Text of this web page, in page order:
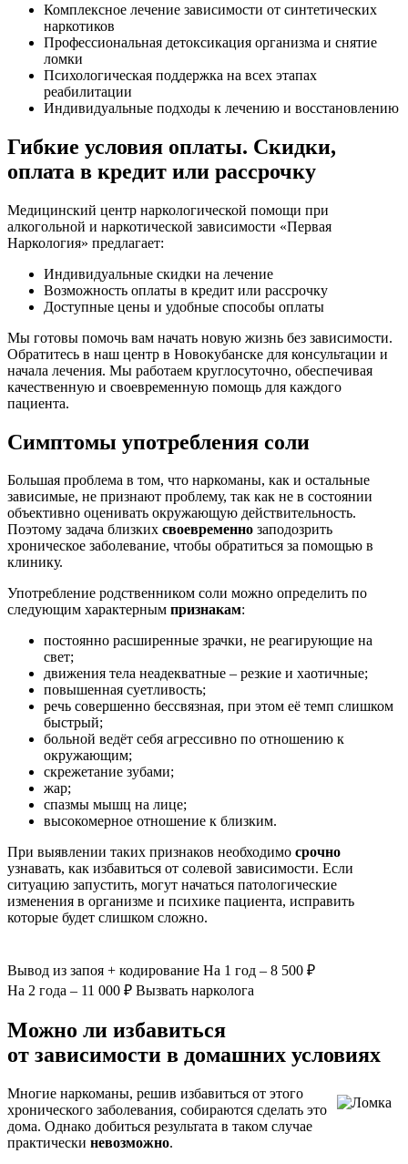
Комплексное лечение зависимости от синтетических
наркотиков
Профессиональная детоксикация организма и снятие
ломки
Психологическая поддержка на всех этапах
реабилитации
Индивидуальные подходы к лечению и восстановлению
Гибкие условия оплаты. Скидки,
оплата в кредит или рассрочку
Медицинский центр наркологической помощи при
алкогольной и наркотической зависимости «Первая
Наркология» предлагает:
Индивидуальные скидки на лечение
Возможность оплаты в кредит или рассрочку
Доступные цены и удобные способы оплаты
Мы готовы помочь вам начать новую жизнь без зависимости.
Обратитесь в наш центр в Новокубанске для консультации и
начала лечения. Мы работаем круглосуточно, обеспечивая
качественную и своевременную помощь для каждого
пациента.
Симптомы употребления соли
Большая проблема в том, что наркоманы, как и остальные
зависимые, не признают проблему, так как не в состоянии
объективно оценивать окружающую действительность.
Поэтому задача близких своевременно заподозрить
хроническое заболевание, чтобы обратиться за помощью в
клинику.
Употребление родственником соли можно определить по
следующим характерным признакам:
постоянно расширенные зрачки, не реагирующие на
свет;
движения тела неадекватные – резкие и хаотичные;
повышенная суетливость;
речь совершенно бессвязная, при этом её темп слишком
быстрый;
больной ведёт себя агрессивно по отношению к
окружающим;
скрежетание зубами;
жар;
спазмы мышц на лице;
высокомерное отношение к близким.
При выявлении таких признаков необходимо срочно
узнавать, как избавиться от солевой зависимости. Если
ситуацию запустить, могут начаться патологические
изменения в организме и психике пациента, исправить
которые будет слишком сложно.
Вывод из запоя + кодирование На 1 год – 8 500 ₽
На 2 года – 11 000 ₽ Вызвать нарколога
Можно ли избавиться
от зависимости в домашних условиях
Многие наркоманы, решив избавиться от этого
хронического заболевания, собираются сделать это
дома. Однако добиться результата в таком случае
практически невозможно.